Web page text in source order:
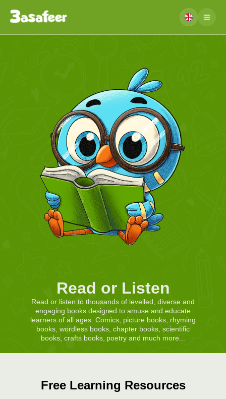
Read or Listen
Read or listen to thousands of levelled, diverse and
engaging books designed to amuse and educate
learners of all ages. Comics, picture books, rhyming
books, wordless books, chapter books, scientific
books, crafts books, poetry and much more...
Free Learning Resources